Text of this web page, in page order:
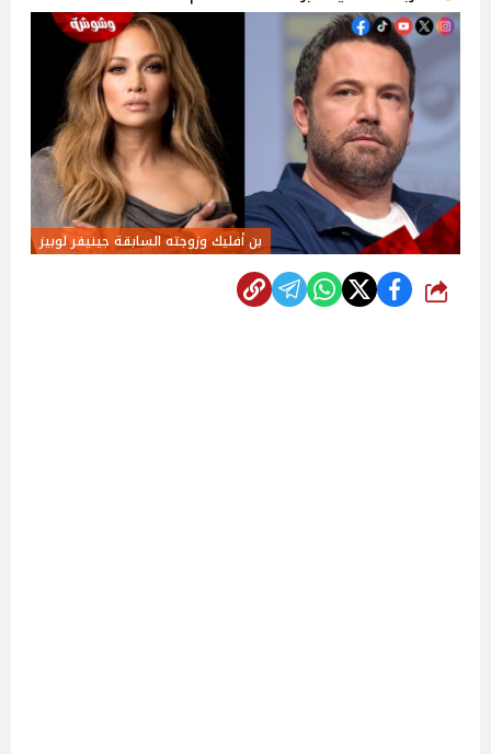
بن أفليك وزوجته السابقة جينيفر لوبيز
شارك